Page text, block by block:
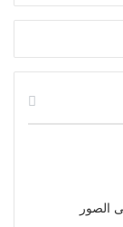
الصور